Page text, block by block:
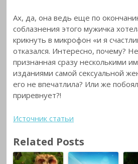
Ах, да, она ведь еще по
соблазнения этого мужичка
крикнуть в микрофон «и я
отказался. Интересно, почему?
признанная сразу несколькими
изданиями самой сексуальной
его не впечатлила? Или же
приревнует?!
Источник статьи
Related Posts